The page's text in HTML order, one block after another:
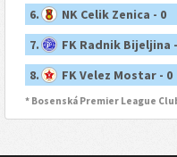
6.
NK Celik Zenica - 0
7.
FK Radnik Bijeljina
8.
FK Velez Mostar - 0
* Bosenská Premier League